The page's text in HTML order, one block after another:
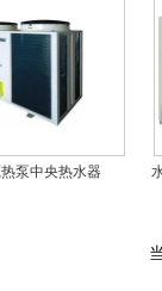
泵中央热水器